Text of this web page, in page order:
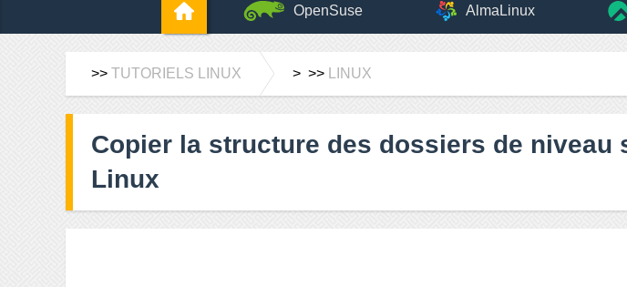
OpenSuse AlmaLinux
>> TUTORIELS LINUX > >> LINUX
Copier la structure des dossiers de
Linux